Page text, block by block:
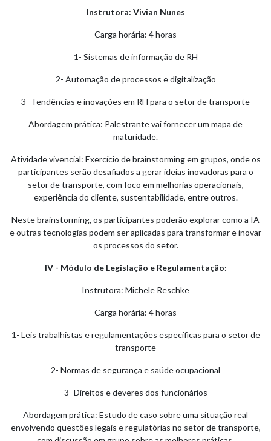
Instrutora: Vivian Nunes
Carga horária: 4 horas
1- Sistemas de informação de RH
2- Automação de processos e digitalização
3- Tendências e inovações em RH para o setor de transporte
Abordagem prática: Palestrante vai fornecer um mapa de
maturidade.
Atividade vivencial: Exercício de brainstorming em grupos, onde os
participantes serão desafiados a gerar ideias inovadoras para o
setor de transporte, com foco em melhorias operacionais,
experiência do cliente, sustentabilidade, entre outros.
Neste brainstorming, os participantes poderão explorar como a IA
e outras tecnologias podem ser aplicadas para transformar e inovar
os processos do setor.
IV - Módulo de Legislação e Regulamentação:
Instrutora: Michele Reschke
Carga horária: 4 horas
1- Leis trabalhistas e regulamentações específicas para o setor de
transporte
2- Normas de segurança e saúde ocupacional
3- Direitos e deveres dos funcionários
Abordagem prática: Estudo de caso sobre uma situação real
envolvendo questões legais e regulatórias no setor de transporte,